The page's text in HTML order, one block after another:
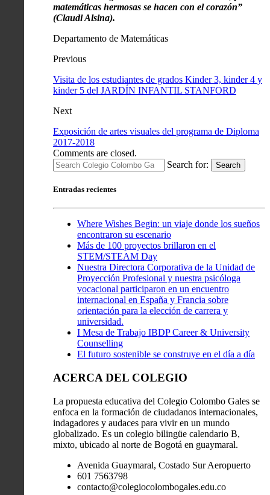
matemáticas hermosas se hacen con el corazón”
(Claudi Alsina).
Departamento de Matemáticas
Previous
Visita de los estudiantes de grados Kinder 3, kinder 4 y
kinder 5 del JARDÍN INFANTIL STANFORD
Next
Exposición de artes visuales del programa de Diploma
2017-2018
Comments are closed.
Search for:
Search
Entradas recientes
Where Wishes Begin: un viaje donde los sueños
encontraron su escenario
Más de 100 proyectos brillaron en el
STEM/STEAM Day
Nuestra Directora Corporativa de la Unidad de
Proyección Profesional y nuestra psicóloga
vocacional participaron en un encuentro
internacional en España y Francia sobre
orientación para la elección de carrera y
universidad.
I Mesa de Trabajo IBDP Career & University
Counselling
El futuro sostenible se construye en el día a día
ACERCA DEL COLEGIO
La propuesta educativa del Colegio Colombo Gales se
enfoca en la formación de ciudadanos internacionales,
indagadores y audaces para vivir en un mundo
globalizado. Es un colegio bilingüe calendario B,
mixto, ubicado al norte de Bogotá en guaymaral.
Avenida Guaymaral, Costado Sur Aeropuerto
601 7563798
contacto@colegiocolombogales.edu.co